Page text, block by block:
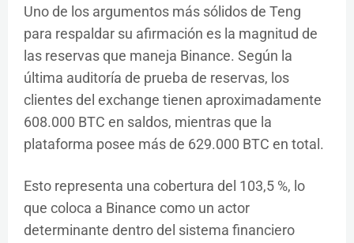
Uno de los argumentos más sólidos de Teng
para respaldar su afirmación es la magnitud de
las reservas que maneja Binance. Según la
última auditoría de prueba de reservas, los
clientes del exchange tienen aproximadamente
608.000 BTC en saldos, mientras que la
plataforma posee más de 629.000 BTC en total.
Esto representa una cobertura del 103,5 %, lo
que coloca a Binance como un actor
determinante dentro del sistema financiero